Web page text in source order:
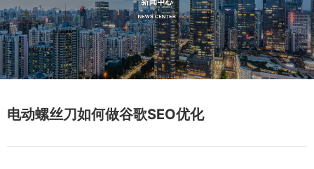
电动螺丝刀如何做谷歌SEO优化